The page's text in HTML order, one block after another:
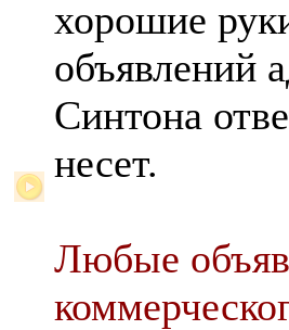
хорошие
объявлений
Синтона
несет.
Любые